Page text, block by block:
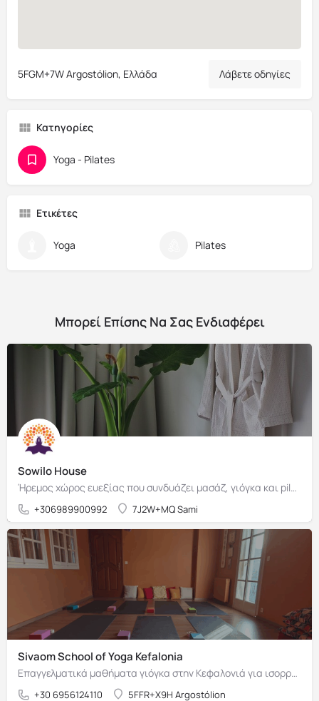
5FGM+7W Argostólion, Ελλάδα Λάβετε οδηγίες
Κατηγορίες
Yoga - Pilates
Ετικέτες
Yoga Pilates
Μπορεί Επίσης Να Σας Ενδιαφέρει
Sowilo House
Ήρεμος χώρος ευεξίας που συνδυάζει μασάζ, γιόγκα και pilates
+306989900992 7J2W+MQ Sami
Sivaom School of Yoga Kefalonia
Επαγγελματικά μαθήματα γιόγκα στην Κεφαλονιά για ισορροπία και ευεξία.
+30 6956124110 5FFR+X9H Argostólion